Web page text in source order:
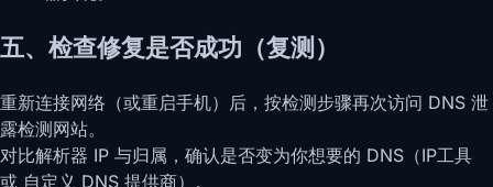
五、检查修复是否成功（复测）
重新连接网络（或重启手机）后，按检测步骤再次访问 DNS 泄
露检测网站。
对比解析器 IP 与归属，确认是否变为你想要的 DNS（IP工具
或 自定义 DNS 提供商）。